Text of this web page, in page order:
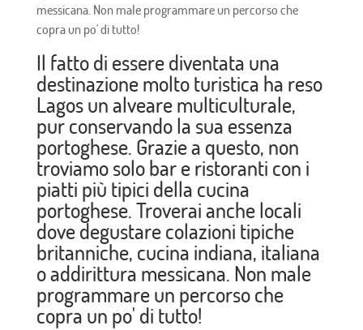
messicana. Non male programmare un percorso che
copra un po' di tutto!
Il fatto di essere diventata una
destinazione molto turistica ha reso
Lagos un alveare multiculturale,
pur conservando la sua essenza
portoghese. Grazie a questo, non
troviamo solo bar e ristoranti con i
piatti più tipici della cucina
portoghese. Troverai anche locali
dove degustare colazioni tipiche
britanniche, cucina indiana, italiana
o addirittura messicana. Non male
programmare un percorso che
copra un po' di tutto!